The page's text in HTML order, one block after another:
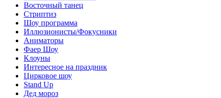
Восточный танец
Стриптиз
Шоу программа
Иллюзионисты/Фокусники
Аниматоры
Фаер Шоу
Клоуны
Интересное на праздник
Цирковое шоу
Stand Up
Дед мороз